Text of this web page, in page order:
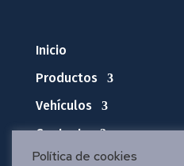
Inicio
Productos
Vehículos
Contacto
Política de cookies